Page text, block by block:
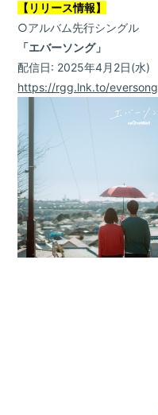
【リリース情報】
○アルバム先行シングル
「エバーソング」
配信日: 2025年4月2日(水)
https://rgg.lnk.to/eversong